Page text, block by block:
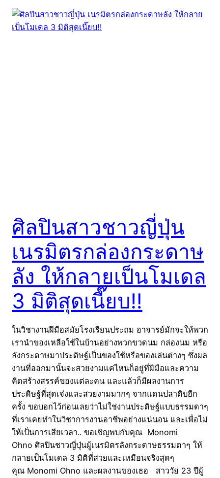
ศิลปินสาวชาวญี่ปุ่น
เนรมิตรกล่องกระดาษ
ลัง ให้กลายเป็นโมเดล
3 มิติสุดเนี๊ยบ!!
ในวิชางานฝีมือสมัยโรงเรียนประถม อาจารย์มักจะให้พวก
เรานำของเหลือใช้ในบ้านอย่างพวกขวดนม กล่องนม หรือ
ลังกระดาษมาประดิษฐ์เป็นของใช้หรือของเล่นต่างๆ ซึ่งผล
งานที่ออกมานั้นจะสวยงามแค่ไหนก็อยู่ที่ฝีมือและความ
คิดสร้างสรรค์ของแต่ละคน และแล้วก็มีผลงานการ
ประดิษฐ์ที่สุดเจ๋งและสวยงามมากๆ จากแดนปลาดิบอีก
ครั้ง ขอบอกไว้ก่อนเลยว่าไม่ใช่งานประดิษฐ์แบบธรรมดาๆ
ที่เราเคยทำในวิชาการงานอาชีพอย่างแน่นอน และเพื่อไม่
ให้เป็นการเสียเวลา.. ขอเชิญพบกับคุณ Monomi
Ohno ศิลปินชาวญี่ปุ่นผู้เนรมิตรลังกระดาษธรรมดาๆ ให้
กลายเป็นโมเดล 3 มิติที่สวยและเหมือนจริงสุดๆ
คุณ Monomi Ohno และผลงานของเธอ สาววัย 23 ปีผู้